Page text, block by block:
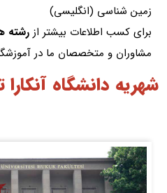
زمین شناسی (انگلیسی)
برای کسب اطلاعات بیشتر از رشته
مشاوران و متخصصان ما در
شهریه دانشگاه آنکارا